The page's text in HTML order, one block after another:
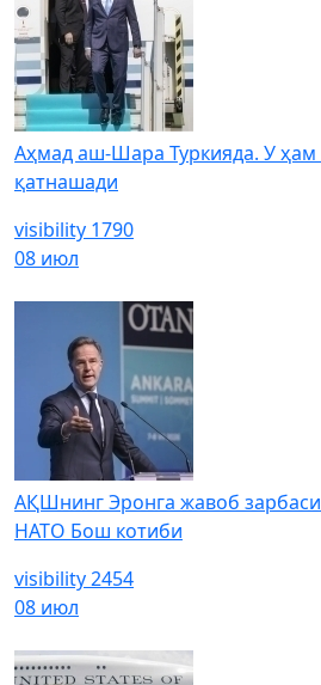
Аҳмад аш-Шара Туркияда. У
қатнашади
visibility 1790
08 июл
АҚШнинг Эронга жавоб зарбаси
НАТО Бош котиби
visibility2454
08 июл